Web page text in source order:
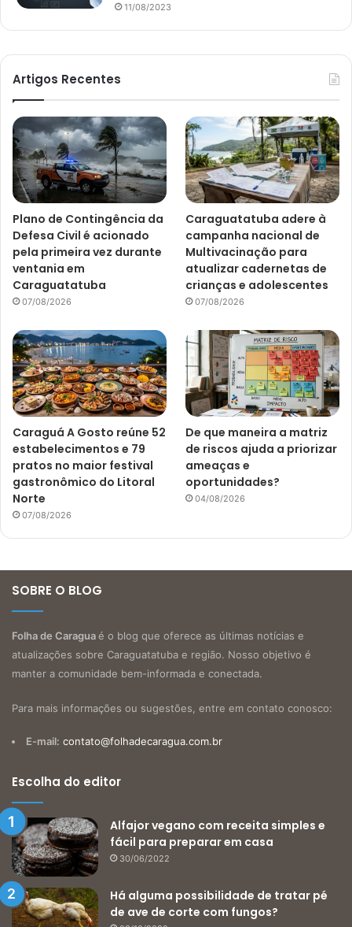
11/08/2023
Artigos Recentes
Plano de Contingência da
Defesa Civil é acionado
pela primeira vez durante
ventania em
Caraguatatuba
07/08/2026
Caraguatatuba adere à
campanha nacional de
Multivacinação para
atualizar cadernetas de
crianças e adolescentes
07/08/2026
Caraguá A Gosto reúne 52
estabelecimentos e 79
pratos no maior festival
gastronômico do Litoral
Norte
07/08/2026
De que maneira a matriz
de riscos ajuda a priorizar
ameaças e
oportunidades?
04/08/2026
SOBRE O BLOG
Folha de Caraguaé o blog que oferece as últimas notícias e
atualizações sobre Caraguatatuba e região. Nosso objetivo é
manter a comunidade bem-informada e conectada.
Para mais informações ou sugestões, entre em contato conosco:
E-mail: contato@folhadecaragua.com.br
Escolha do editor
Alfajor vegano com receita simples e
fácil para preparar em casa
30/06/2022
Há alguma possibilidade de tratar pé
de ave de corte com fungos?